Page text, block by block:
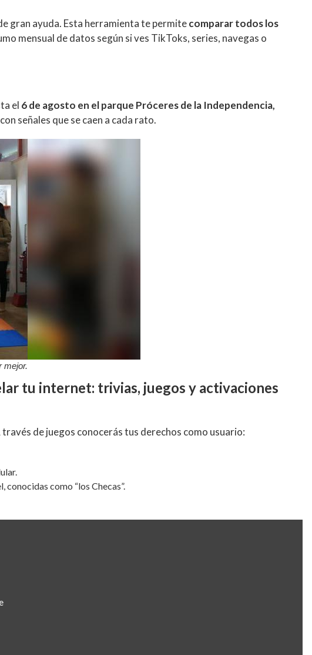
gran ayuda. Esta herramienta te permitecomparar todos los
mensual de datos según si ves TikToks, series, navegas o
el 6 de agosto en el parque Próceres de la Independencia,
señales que se caen a cada rato.
mejor.
tu internet: trivias, juegos y activaciones
de juegos conocerás tus derechos como usuario:
como “los Checas”.